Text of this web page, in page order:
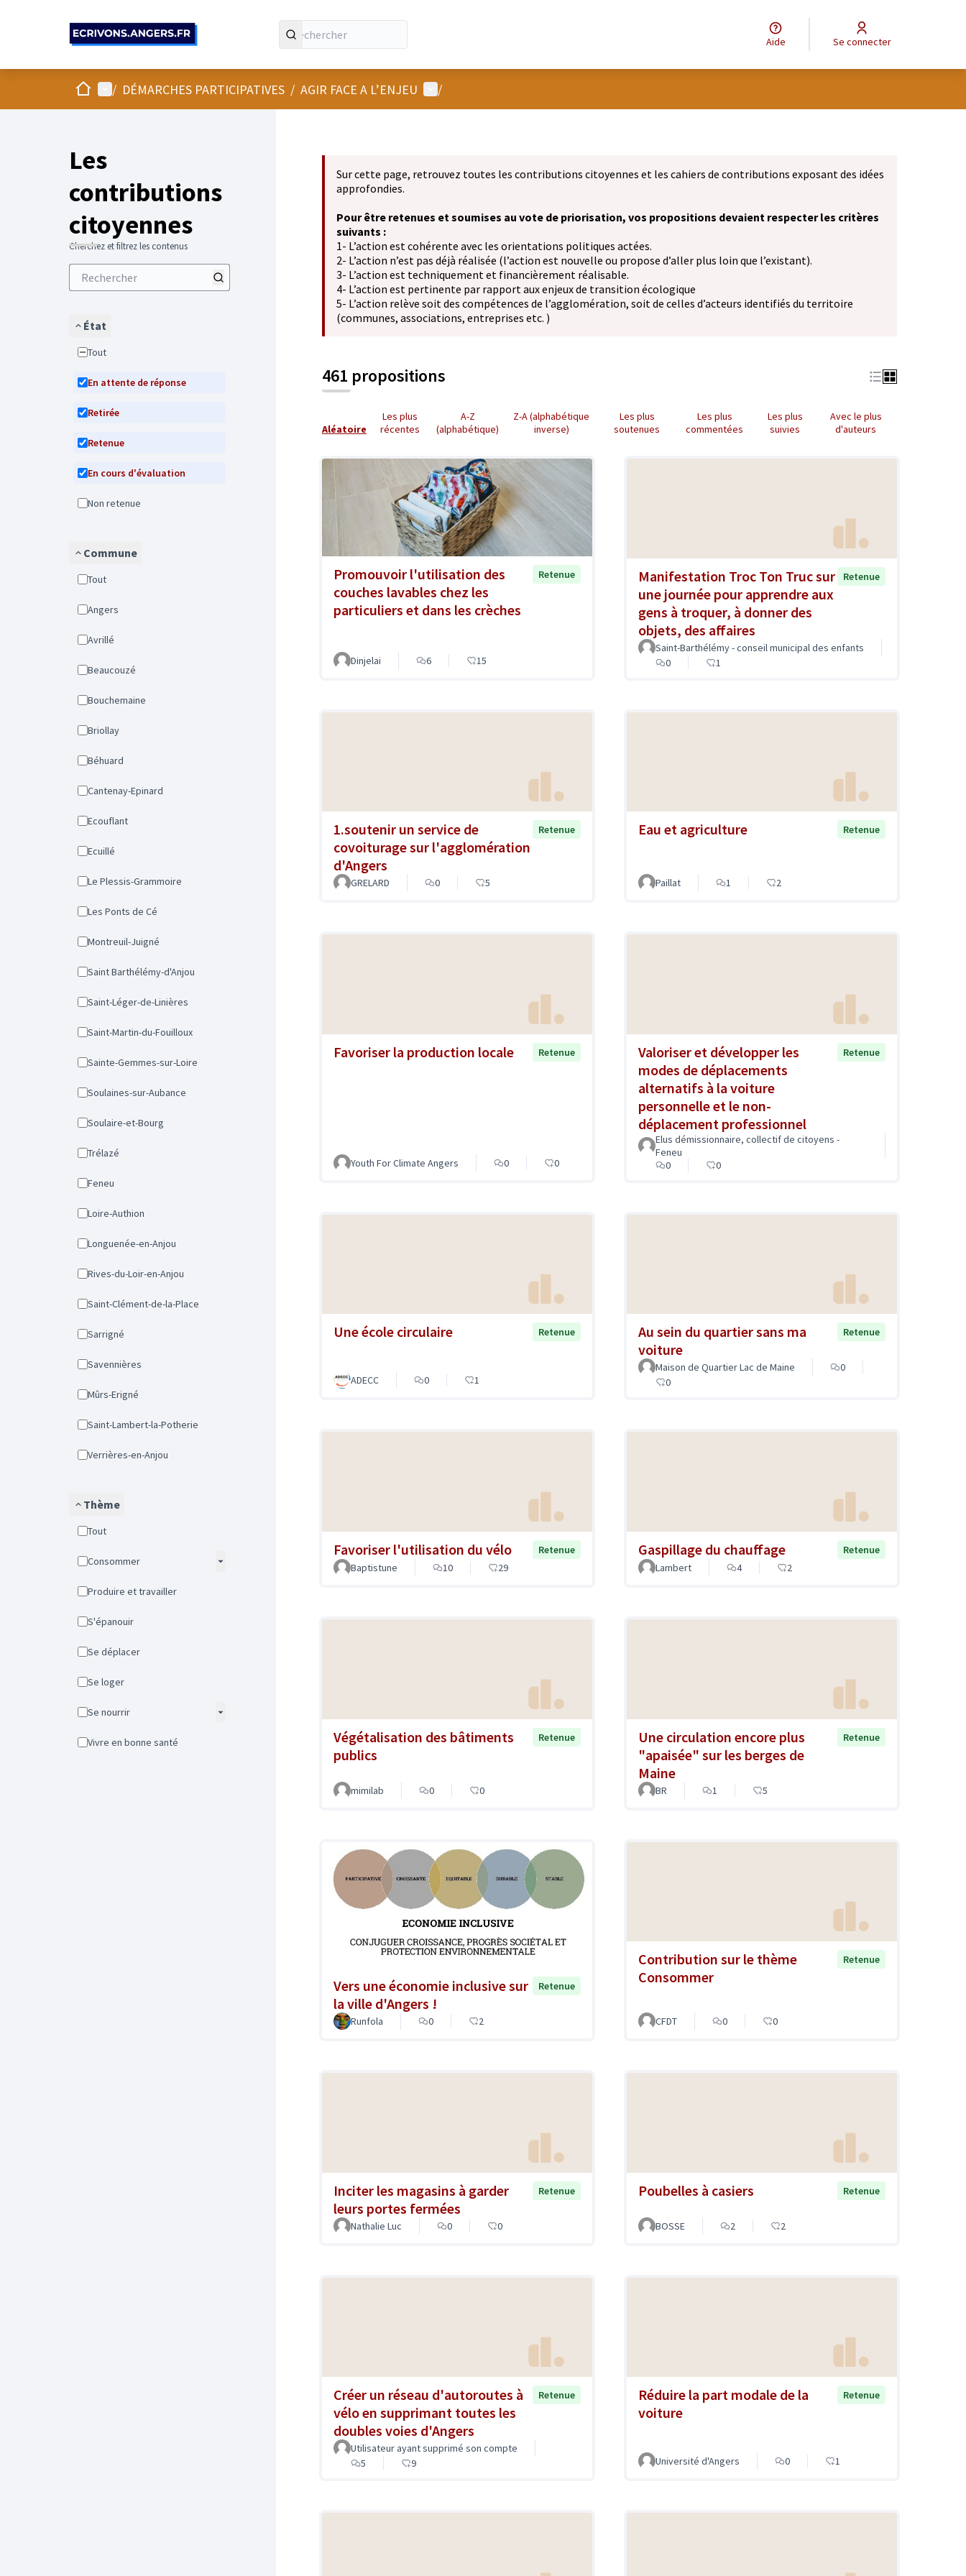
Aide Se connecter
AccueilMenu principal
/ DÉMARCHES PARTICIPATIVES / AGIR FACE A L’ENJEU Menu utilisateur
/
Les
contributions
citoyennes
Cherchez et filtrez les contenus
État
Tout
En attente de réponse
Retirée
Retenue
En cours d'évaluation
Non retenue
Commune
Tout
Angers
Avrillé
Beaucouzé
Bouchemaine
Briollay
Béhuard
Cantenay-Epinard
Ecouflant
Ecuillé
Le Plessis-Grammoire
Les Ponts de Cé
Montreuil-Juigné
Saint Barthélémy-d'Anjou
Saint-Léger-de-Linières
Saint-Martin-du-Fouilloux
Sainte-Gemmes-sur-Loire
Soulaines-sur-Aubance
Soulaire-et-Bourg
Trélazé
Feneu
Loire-Authion
Longuenée-en-Anjou
Rives-du-Loir-en-Anjou
Saint-Clément-de-la-Place
Sarrigné
Savennières
Mûrs-Erigné
Saint-Lambert-la-Potherie
Verrières-en-Anjou
Thème
Tout
Consommer
Produire et travailler
S'épanouir
Se déplacer
Se loger
Se nourrir
Vivre en bonne santé
Sur cette page, retrouvez toutes les contributions citoyennes et les cahiers de contributions exposant des idées
approfondies.
Pour être retenues et soumises au vote de priorisation, vos propositions devaient respecter les critères
suivants :
1- L’action est cohérente avec les orientations politiques actées.
2- L’action n’est pas déjà réalisée (l’action est nouvelle ou propose d’aller plus loin que l’existant).
3- L’action est techniquement et financièrement réalisable.
4- L’action est pertinente par rapport aux enjeux de transition écologique
5- L’action relève soit des compétences de l’agglomération, soit de celles d’acteurs identifiés du territoire
(communes, associations, entreprises etc. )
461 propositions
Aléatoire
Les plus
récentes
A-Z
(alphabétique)
Z-A (alphabétique
inverse)
Les plus
soutenues
Les plus
commentées
Les plus
suivies
Avec le plus
d'auteurs
Promouvoir l'utilisation des
couches lavables chez les
particuliers et dans les crèches
Retenue
Dinjelai 6 15
Manifestation Troc Ton Truc sur
une journée pour apprendre aux
gens à troquer, à donner des
objets, des affaires
Retenue
Saint-Barthélémy - conseil municipal des enfants
0
1
1.soutenir un service de
covoiturage sur l'agglomération
d'Angers
Retenue
GRELARD 0 5
Eau et agriculture Retenue
Paillat 1 2
Favoriser la production locale Retenue
Youth For Climate Angers 0 0
Valoriser et développer les
modes de déplacements
alternatifs à la voiture
personnelle et le non-
déplacement professionnel
Retenue
Elus démissionnaire, collectif de citoyens -
Feneu
0
0
Une école circulaire Retenue
ADECC 0 1
Au sein du quartier sans ma
voiture
Retenue
Maison de Quartier Lac de Maine
0
0
Favoriser l'utilisation du vélo
Retenue
Baptistune
10 29
Gaspillage du chauffage
Retenue
Lambert
4 2
Végétalisation des bâtiments
publics
Retenue
mimilab 0 0
Une circulation encore plus
"apaisée" sur les berges de
Maine
Retenue
BR 1 5
Vers une économie inclusive sur
la ville d'Angers !
Retenue
Runfola 0 2
Contribution sur le thème
Consommer
Retenue
CFDT 0 0
Inciter les magasins à garder
leurs portes fermées
Retenue
Nathalie Luc 0 0
Poubelles à casiers Retenue
BOSSE 2 2
Créer un réseau d'autoroutes à
vélo en supprimant toutes les
doubles voies d'Angers
Retenue
Utilisateur ayant supprimé son compte
5
9
Réduire la part modale de la
voiture
Retenue
Université d'Angers 0 1